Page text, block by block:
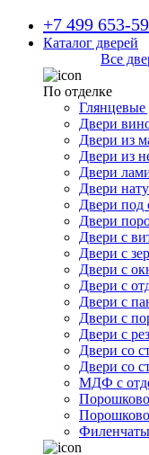
+7 499 653-
Каталог дверей
Все
По отделке
Глянцевые
Двери
Двери из
Двери из
Двери
Двери
Двери под
Двери
Двери с
Двери с
Двери с
Двери с
Двери с
Двери с
Двери с
Двери со
Двери со
МДФ с